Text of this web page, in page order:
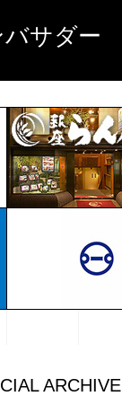
サダー